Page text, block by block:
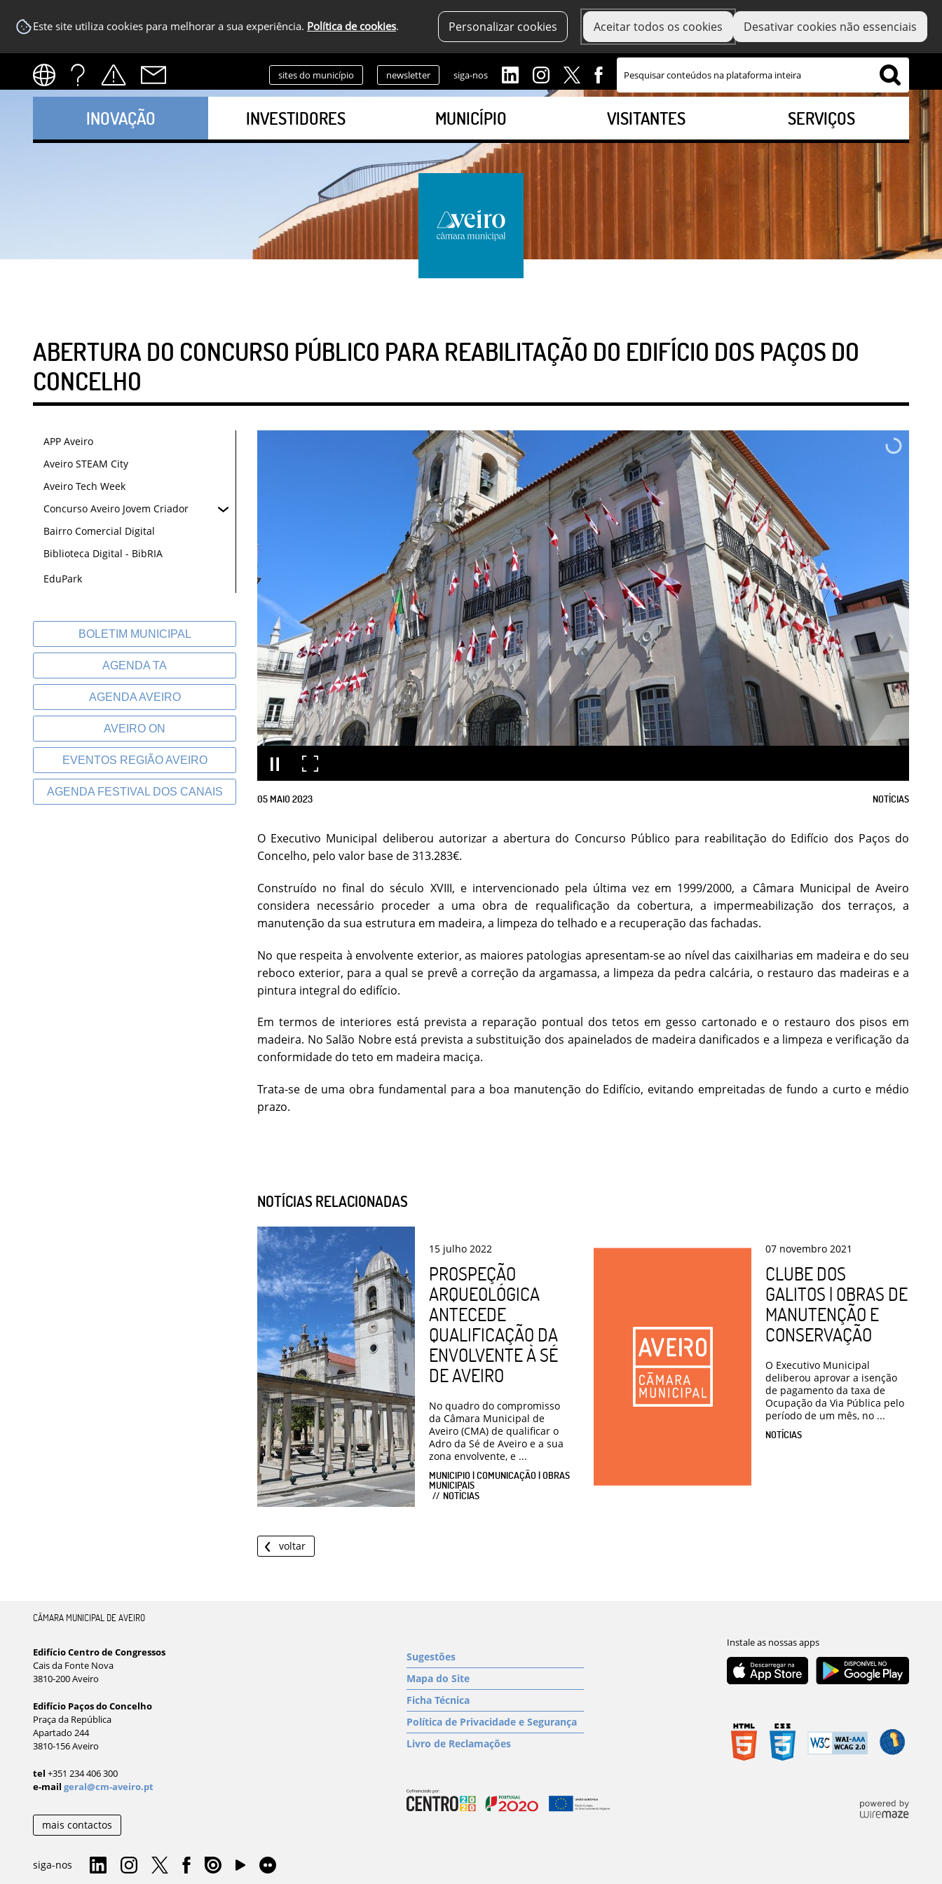
Este site utiliza cookies para melhorar a sua experiência. Política de cookies. Personalizar cookies Aceitar todos os cookies Desativar cookies não essenciais
sites do município newsletter siga-nos
INOVAÇÃO INVESTIDORES MUNICÍPIO VISITANTES SERVIÇOS
ABERTURA DO CONCURSO PÚBLICO PARA REABILITAÇÃO DO EDIFÍCIO DOS PAÇOS DO
CONCELHO
APP Aveiro
Aveiro STEAM City
Aveiro Tech Week
Concurso Aveiro Jovem Criador
Bairro Comercial Digital
Biblioteca Digital - BibRIA
EduPark
BOLETIM MUNICIPAL
AGENDA TA
AGENDA AVEIRO
AVEIRO ON
EVENTOS REGIÃO AVEIRO
AGENDA FESTIVAL DOS CANAIS
05 MAIO2023 NOTÍCIAS
O Executivo Municipal deliberou autorizar a abertura do Concurso Público para reabilitação do Edifício dos Paços do
Concelho, pelo valor base de 313.283€.
Construído no final do século XVIII, e intervencionado pela última vez em 1999/2000, a Câmara Municipal de Aveiro
considera necessário proceder a uma obra de requalificação da cobertura, a impermeabilização dos terraços, a
manutenção da sua estrutura em madeira, a limpeza do telhado e a recuperação das fachadas.
No que respeita à envolvente exterior, as maiores patologias apresentam-se ao nível das caixilharias em madeira e do seu
reboco exterior, para a qual se prevê a correção da argamassa, a limpeza da pedra calcária, o restauro das madeiras e a
pintura integral do edifício.
Em termos de interiores está prevista a reparação pontual dos tetos em gesso cartonado e o restauro dos pisos em
madeira. No Salão Nobre está prevista a substituição dos apainelados de madeira danificados e a limpeza e verificação da
conformidade do teto em madeira maciça.
Trata-se de uma obra fundamental para a boa manutenção do Edifício, evitando empreitadas de fundo a curto e médio
prazo.
NOTÍCIAS RELACIONADAS
15 julho 2022
PROSPEÇÃO
ARQUEOLÓGICA
ANTECEDE
QUALIFICAÇÃO DA
ENVOLVENTE À SÉ
DE AVEIRO
No quadro do compromisso
da Câmara Municipal de
Aveiro (CMA) de qualificar o
Adro da Sé de Aveiro e a sua
zona envolvente, e ...
MUNICIPIO | COMUNICAÇÃO | OBRAS
MUNICIPAIS
NOTÍCIAS
07 novembro 2021
CLUBE DOS
GALITOS | OBRAS DE
MANUTENÇÃO E
CONSERVAÇÃO
O Executivo Municipal
deliberou aprovar a isenção
de pagamento da taxa de
Ocupação da Via Pública pelo
período de um mês, no ...
NOTÍCIAS
voltar
CÂMARA MUNICIPAL DE AVEIRO
Edifício Centro de Congressos
Cais da Fonte Nova
3810-200 Aveiro
Edifício Paços do Concelho
Praça da República
Apartado 244
3810-156 Aveiro
tel +351 234 406 300
e-mail geral@cm-aveiro.pt
mais contactos
siga-nos
Sugestões
Mapa do Site
Ficha Técnica
Política de Privacidade e Segurança
Livro de Reclamações